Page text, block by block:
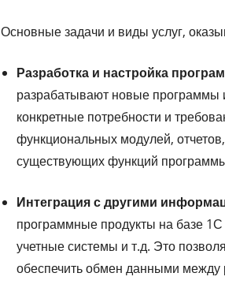
Основные задачи и виды услуг,
Разработка и настройка
разрабатывают новые программы
конкретные потребности и
функциональных модулей,
существующих функций
Интеграция с другими
программные продукты на базе
учетные системы и т.д. Это
обеспечить обмен данными